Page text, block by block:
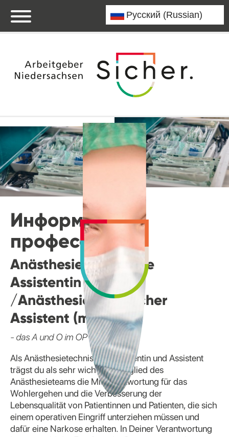
Информация о
профессии
Anästhesietechnische
Assistentin
/Anästhesietechnischer
Assistent (m/w/d)
- das A und O im OP
Als Anästhesietechnische Assistentin und Assistent
trägst du als sehr wichtiges Mitglied des
Anästhesieteams die Mitverantwortung für das
Wohlergehen und die Verbesserung der
Lebensqualität von Patientinnen und Patienten, die sich
einem operativen Eingriff unterziehen müssen und
dafür eine Narkose erhalten. In Deiner Verantwortung